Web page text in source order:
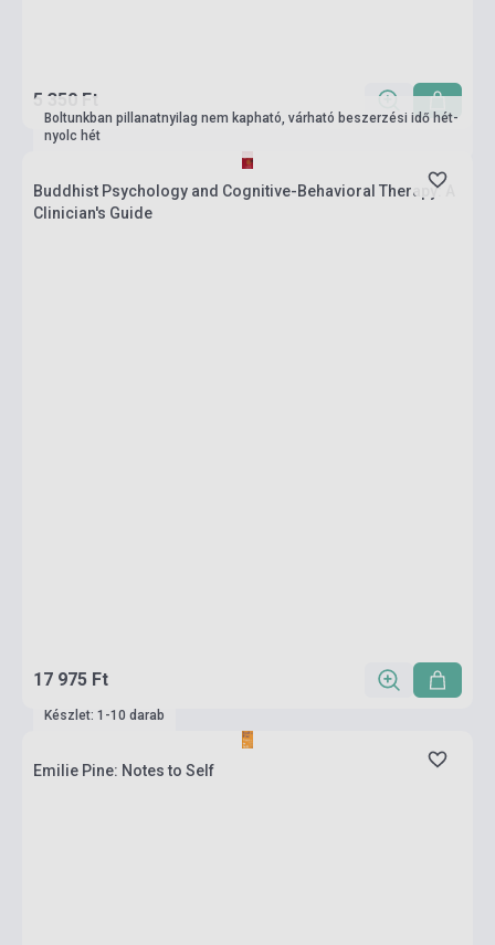
5 350 Ft
Boltunkban pillanatnyilag nem kapható, várható beszerzési idő hét-
nyolc hét
Buddhist Psychology and Cognitive-Behavioral Therapy: A
Clinician's Guide
17 975 Ft
Készlet: 1-10 darab
Emilie Pine: Notes to Self